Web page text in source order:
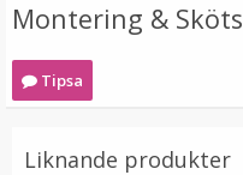
Mizzy Tangler
Montering &
Tipsa
Liknande produkter